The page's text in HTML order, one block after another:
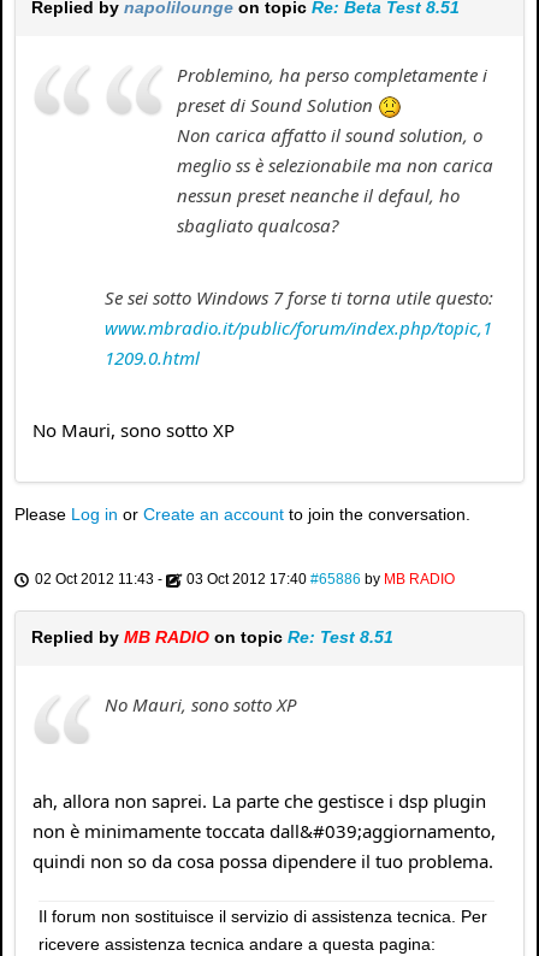
Replied by napolilounge on topic Re: Beta Test 8.51
Problemino, ha perso completamente i
preset di Sound Solution
Non carica affatto il sound solution, o
meglio ss è selezionabile ma non carica
nessun preset neanche il defaul, ho
sbagliato qualcosa?
Se sei sotto Windows 7 forse ti torna utile questo:
www.mbradio.it/public/forum/index.php/topic,1
1209.0.html
No Mauri, sono sotto XP
Please Log in or Create an account to join the conversation.
02 Oct 2012 11:43 - 03 Oct 2012 17:40 #65886 by MB RADIO
Replied by MB RADIO on topic Re: Test 8.51
No Mauri, sono sotto XP
ah, allora non saprei. La parte che gestisce i dsp plugin
non è minimamente toccata dall&#039;aggiornamento,
quindi non so da cosa possa dipendere il tuo problema.
Il forum non sostituisce il servizio di assistenza tecnica. Per
ricevere assistenza tecnica andare a questa pagina: